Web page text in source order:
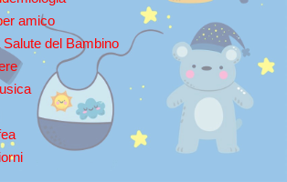
amico
del Bambino